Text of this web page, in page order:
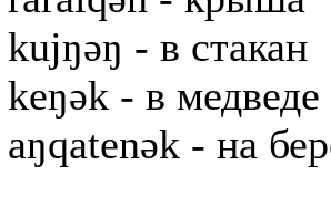
kujŋəŋ - в стакан
keŋək - в медведе
aŋqatenək - на